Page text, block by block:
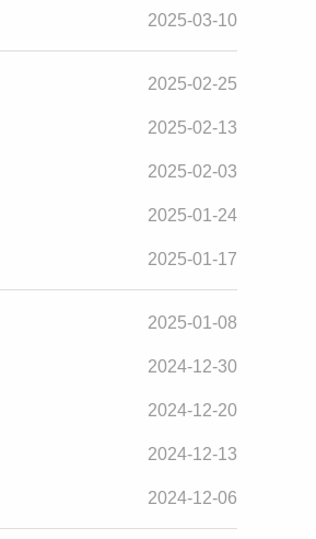
2025-03-10
2025-02-25
2025-02-13
2025-02-03
2025-01-24
2025-01-17
2025-01-08
2024-12-30
2024-12-20
2024-12-13
2024-12-06